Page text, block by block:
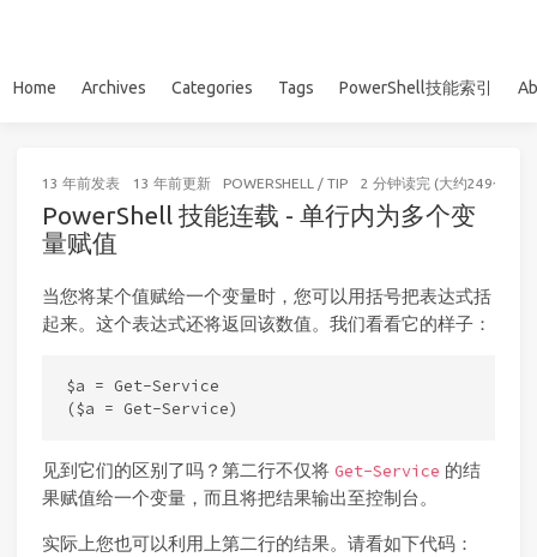
Home Archives Categories Tags PowerShell技能索引
13 年前发表 13 年前更新 POWERSHELL / TIP 2 分钟读完 (大约249个字)
PowerShell 技能连载 - 单行内为多个变
量赋值
当您将某个值赋给一个变量时，您可以用括号把表达式括
起来。这个表达式还将返回该数值。我们看看它的样子：
$a = Get-Service
见到它们的区别了吗？第二行不仅将 Get-Service 的结
果赋值给一个变量，而且将把结果输出至控制台。
实际上您也可以利用上第二行的结果。请看如下代码：